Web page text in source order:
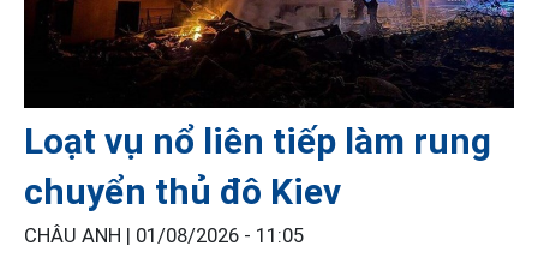
Loạt vụ nổ liên tiếp làm rung
chuyển thủ đô Kiev
CHÂU ANH | 01/08/2026 - 11:05